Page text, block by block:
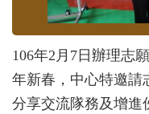
106年2月7日辦理志
年新春，中心特邀請
分享交流隊務及增進